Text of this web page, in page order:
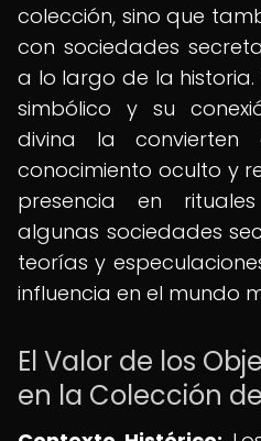
colección, sino que
con sociedades
a lo largo de la
simbólico y su
divina la
conocimiento oculto y
presencia en
algunas sociedades
teorías y
influencia en el mundo
El Valor de los
en la Colección